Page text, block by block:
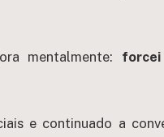
mentalmente:
e continuado a